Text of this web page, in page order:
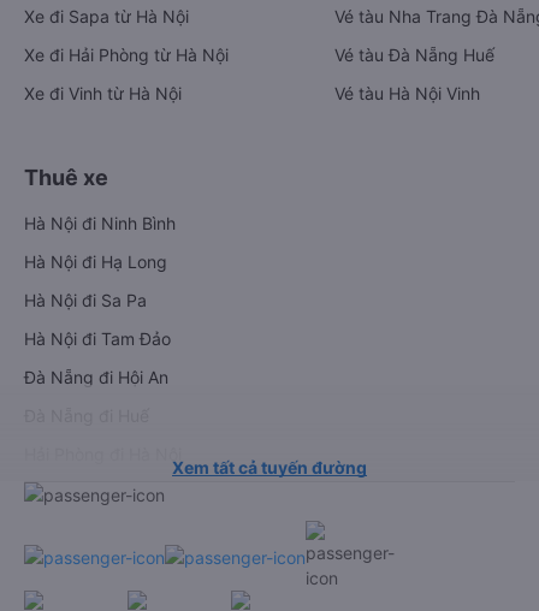
Xe đi Nha Trang từ Sài Gòn
Xe đi Đà Lạt từ Sài Gòn
Xe đi Sapa từ Hà Nội
Xe đi Vinh từ Hà Nội
Vé tàu Sài Gòn Đà Nẵng
Vé tàu Sài Gòn Hà Nội
Vé tàu Nha Trang Đà
Thuê xe
Hà Nội đi Ninh Bình
Hà Nội đi Hạ Long
Hà Nội đi Sa Pa
Đà Nẵng đi Huế
Hải Phòng đi Hà Nội
Xem tất cả tuyến đường